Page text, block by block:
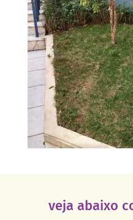
veja abaixo